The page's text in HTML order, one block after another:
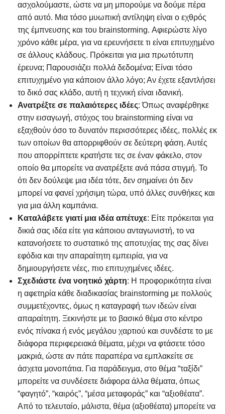
ασχολούμαστε, ώστε να μη μπορούμε να δούμε πέρα
από αυτό. Μια τόσο μυωπική αντίληψη είναι ο εχθρός
της έμπνευσης και του brainstorming. Αφιερώστε λίγο
χρόνο κάθε μέρα, για να ερευνήσετε τι είναι επιτυχημένο
σε άλλους κλάδους. Πρόκειται για μια πρωτότυπη
έρευνα; Παρουσιάζει πολλά δεδομένα; Είναι τόσο
επιτυχημένο για κάποιον άλλο λόγο; Αν έχετε εξαντλήσει
το δικό σας κλάδο, αυτή η τεχνική είναι ιδανική.
Ανατρέξτε σε παλαιότερες ιδέες: Όπως αναφέρθηκε
στην εισαγωγή, στόχος του brainstorming είναι να
εξαχθούν όσο το δυνατόν περισσότερες ιδέες, πολλές εκ
των οποίων θα απορριφθούν σε δεύτερη φάση. Αυτές
που απορρίπτετε κρατήστε τες σε έναν φάκελο, στον
οποίο θα μπορείτε να ανατρέξετε ανά πάσα στιγμή. Το
ότι δεν δούλεψε μια ιδέα τότε, δεν σημαίνει ότι δεν
μπορεί να φανεί χρήσιμη τώρα, υπό άλλες συνθήκες και
για μια άλλη καμπάνια.
Καταλάβετε γιατί μια ιδέα απέτυχε: Είτε πρόκειται για
δικιά σας ιδέα είτε για κάποιου ανταγωνιστή, το να
κατανοήσετε το συστατικό της αποτυχίας της σας δίνει
εφόδια και την απαραίτητη εμπειρία, για να
δημιουργήσετε νέες, πιο επιτυχημένες ιδέες.
Σχεδιάστε ένα νοητικό χάρτη: Η προφορικότητα είναι
η αφετηρία κάθε διαδικασίας brainstorming με πολλούς
συμμετέχοντες, όμως η καταγραφή των ιδεών είναι
απαραίτητη. Ξεκινήστε με το βασικό θέμα στο κέντρο
ενός πίνακα ή ενός μεγάλου χαρτιού και συνδέστε το με
διάφορα περιφερειακά θέματα, μέχρι να φτάσετε τόσο
μακριά, ώστε αν πάτε παραπέρα να εμπλακείτε σε
άσχετα μονοπάτια. Για παράδειγμα, στο θέμα “ταξίδι”
μπορείτε να συνδέσετε διάφορα άλλα θέματα, όπως
“φαγητό”, “καιρός”, “μέσα μεταφοράς” και “αξιοθέατα”.
Από το τελευταίο, μάλιστα, θέμα (αξιοθέατα) μπορείτε να